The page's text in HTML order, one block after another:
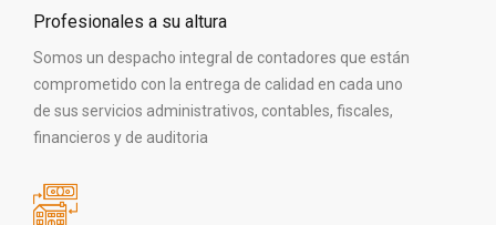
Profesionales a su altura
Somos un despacho integral de contadores que están
comprometido con la entrega de calidad en cada uno
de sus servicios administrativos, contables, fiscales,
financieros y de auditoria